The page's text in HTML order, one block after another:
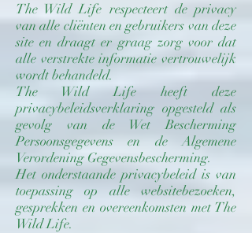
The Wild Life respecteert de privacy
van alle cliënten en gebruikers van deze
site en draagt er graag zorg voor dat
alle verstrekte informatie vertrouwelijk
wordt behandeld.
The Wild Life heeft deze
privacybeleidsverklaring opgesteld als
gevolg van de Wet Bescherming
Persoonsgegevens en de Algemene
Verordening Gegevensbescherming.
Het onderstaande privacybeleid is van
toepassing op alle websitebezoeken,
gesprekken en overeenkomsten met The
Wild Life.